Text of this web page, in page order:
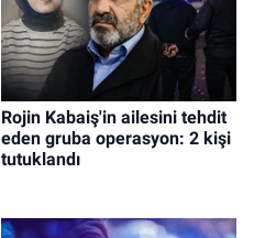
Rojin Kabaiş'in ailesini tehdit
eden gruba operasyon: 2 kişi
tutuklandı